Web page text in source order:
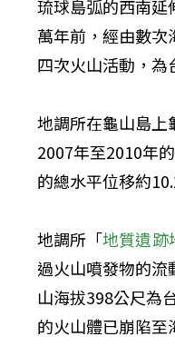
琉球島弧的西南延
萬年前，經由數
四次火山活動，為
地調所在龜山島上
2007年至2010年
的總水平位移約
地調所「地質遺跡
過火山噴發物的
山海拔398公尺為
的火山體已崩陷至